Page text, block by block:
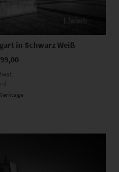
in Schwarz Weiß
können auf der Produktseite gewählt werden